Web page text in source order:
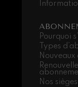
Pourquoi
Types
Nouveaux
Nos sièges
'La grande'
pour